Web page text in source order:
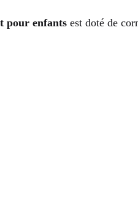
pour enfants est doté de